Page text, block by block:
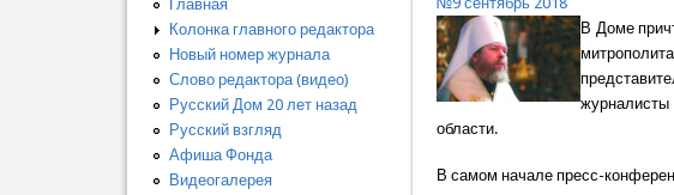
В Доме
журналисты
области.
В самом начале пресс-
Главная
Колонка главного редактора
Новый номер журнала
Слово редактора (видео)
Русский Дом 20 лет назад
Русский взгляд
Афиша Фонда
Видеогалерея